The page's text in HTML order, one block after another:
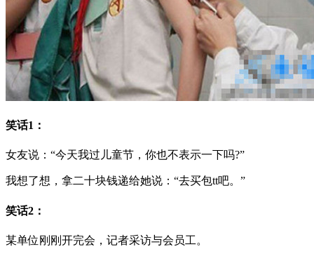
笑话1：
女友说：“今天我过儿童节，你也不表示一下吗?”
我想了想，拿二十块钱递给她说：“去买包tt吧。”
笑话2：
某单位刚刚开完会，记者采访与会员工。